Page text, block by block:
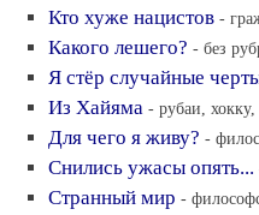
Кто хуже нацистов -
Какого лешего? - без
Я стёр случайные
Из Хайяма - рубаи,
Для чего я живу? -
Снились ужасы опять...
Странный мир -